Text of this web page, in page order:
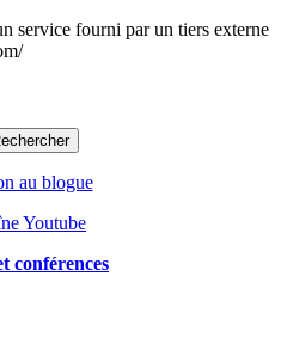
service fourni par un tiers externe
au blogue
Youtube
conférences